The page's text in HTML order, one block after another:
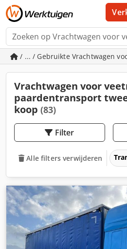
/ ... / Gebruikte Vrachtwagen
Vrachtwagen voor
paardentransport
koop (83)
Filter
Alle filters verwijderen